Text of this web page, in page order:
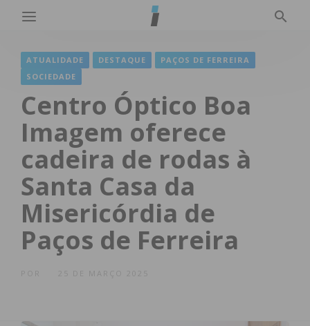
ATUALIDADE DESTAQUE
PAÇOS DE FERREIRA
SOCIEDADE
Centro Óptico Boa
Imagem oferece
cadeira de rodas à
Santa Casa da
Misericórdia de
Paços de Ferreira
25 DE MARÇO 2025